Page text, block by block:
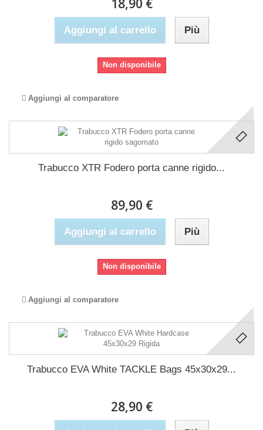
18,90 €
Aggiungi al carrello Più
Non disponibile
Aggiungi al comparatore
Trabucco XTR Fodero porta canne rigido...
89,90 €
Aggiungi al carrello Più
Non disponibile
Aggiungi al comparatore
Trabucco EVA White TACKLE Bags 45x30x29...
28,90 €